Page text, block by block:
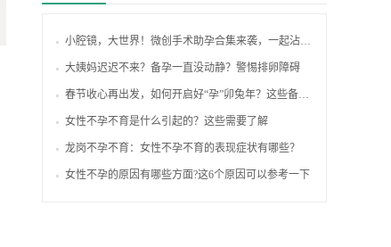
小腔镜，大世界！微创手术助孕合集来袭，一起沾沾喜气吧~
大姨妈迟迟不来？备孕一直没动静？警惕排卵障碍
春节收心再出发，如何开启好“孕”卯兔年？这些备孕知识你了解吗？
女性不孕不育是什么引起的？这些需要了解
龙岗不孕不育：女性不孕不育的表现症状有哪些？
女性不孕的原因有哪些方面?这6个原因可以参考一下